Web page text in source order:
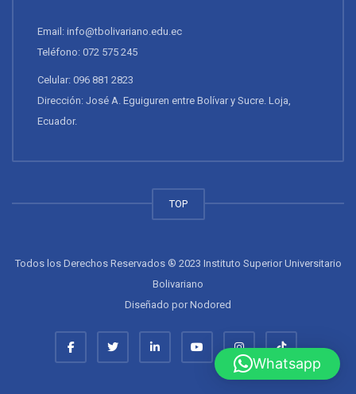
Email: info@tbolivariano.edu.ec
Teléfono: 072 575 245
Celular: 096 881 2823
Dirección: José A. Eguiguren entre Bolívar y Sucre. Loja,
Ecuador.
TOP
Todos los Derechos Reservados ® 2023 Instituto Superior Universitario
Bolivariano
Diseñado porNodored
Whatsapp